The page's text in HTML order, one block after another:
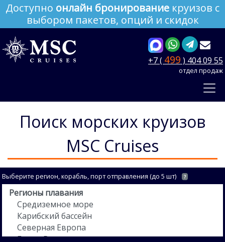
Доступно онлайн бронирование круизов с
выбором пакетов, опций и скидок
+7 ( 499 ) 404 09 55
отдел продаж
Поиск морских круизов
MSC Cruises
Выберите регион, корабль, порт отправления (до 5 шт) ?